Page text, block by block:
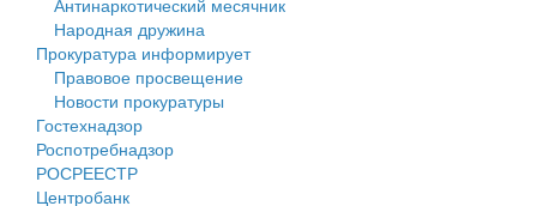
Генеральные планы
Проекты планировки территории
Собрание депутатов
Городское поселение
Народная дружина
Прокуратура информирует
Правовое просвещение
Новости прокуратуры
Гостехнадзор
Роспотребнадзор
РОСРЕЕСТР
Центробанк